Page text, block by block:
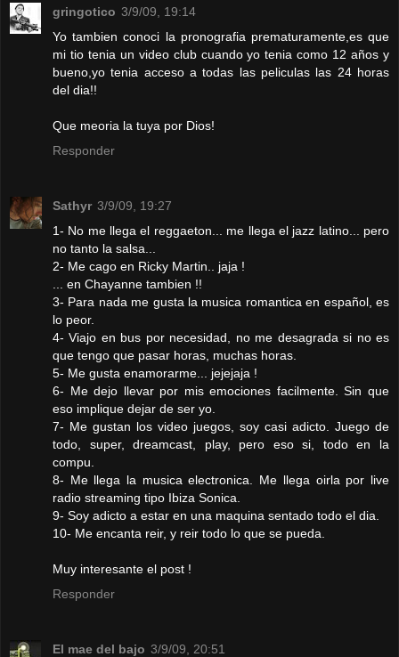
gringotico 3/9/09, 19:14
Yo tambien conoci la pronografia prematuramente,es que
mi tio tenia un video club cuando yo tenia como 12 años y
bueno,yo tenia acceso a todas las peliculas las 24 horas
del dia!!
Que meoria la tuya por Dios!
Responder
Sathyr 3/9/09, 19:27
1- No me llega el reggaeton... me llega el jazz latino... pero
no tanto la salsa...
2- Me cago en Ricky Martin.. jaja !
... en Chayanne tambien !!
3- Para nada me gusta la musica romantica en español, es
lo peor.
4- Viajo en bus por necesidad, no me desagrada si no es
que tengo que pasar horas, muchas horas.
5- Me gusta enamorarme... jejejaja !
6- Me dejo llevar por mis emociones facilmente. Sin que
eso implique dejar de ser yo.
7- Me gustan los video juegos, soy casi adicto. Juego de
todo, super, dreamcast, play, pero eso si, todo en la
compu.
8- Me llega la musica electronica. Me llega oirla por live
radio streaming tipo Ibiza Sonica.
9- Soy adicto a estar en una maquina sentado todo el dia.
10- Me encanta reir, y reir todo lo que se pueda.
Muy interesante el post !
Responder
El mae del bajo 3/9/09, 20:51